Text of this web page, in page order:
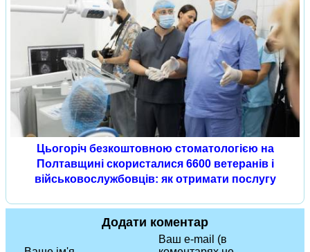
Цьогоріч безкоштовною стоматологією на
Полтавщині скористалися 6600 ветеранів і
військовослужбовців: як отримати послугу
Додати коментар
Ваш e-mail (в